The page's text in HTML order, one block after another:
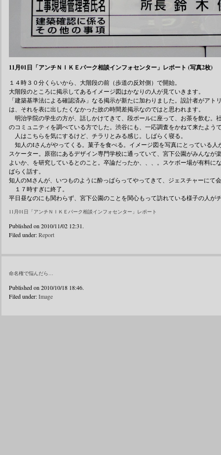
11月01日「アンチＮＩＫＥパーク相談インフォセンター」レポート (写真2枚)
１４時３０分くらいから、大階段の前（歩道の反対側）で開始。
大階段のところに掲示してあるイメージ図はかなりの人が見ていきます。
「建築基準法による確認済み」なる掲示が新たに加わりました。設計者がアト
は、それを表に出したくなかった故の時間差掲示なのではと思われます。
明治学院の学生の方が、話しかけてきて、段ボールに座って、お茶を飲む。
のコミュニティを調べている方でした。渋谷にも、一応調査をかねて来たよう
人はこちらを気にするけど、チラリとみる感じ。しばらく寝る。
知人のIさんがやってくる。菓子を食べる。イメージ図を写真にとっている人
スケーター。原宿にあるデザイン専門学校に通っていて、宮下公園がみんなが
よいか、を研究しているとのこと。卒論だったか、、、。スケボー場が有料に
ばらく話す。
知人のMさんが、いつものように酔っぱらってやってきて、ジェスチャーにて
１７時すぎに終了。
平日昼なのにも関わらず、宮下公園のことを関心もって訪れている様子の人が
11月01日「アンチＮＩＫＥパーク相談インフォセンター」レポート
Published on 2010/11/02 12:31.
Filed under:Report
命名権で悩んだら…
Published on 2010/10/18 18:46.
Filed under:Image